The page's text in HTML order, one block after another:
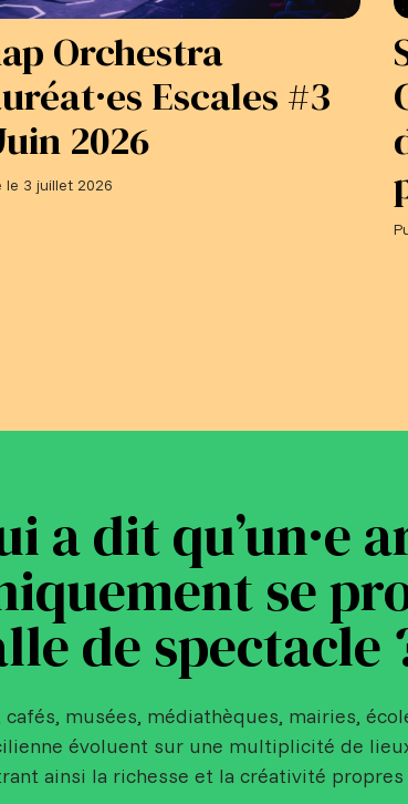
Orchestra
Escales #3
2026
le 3 juillet 2026
a dit qu’un·e
se
de spectacle
cafés, musées, médiathèques, mairies,
évoluent sur une multiplicité de
ainsi la richesse et la créativité